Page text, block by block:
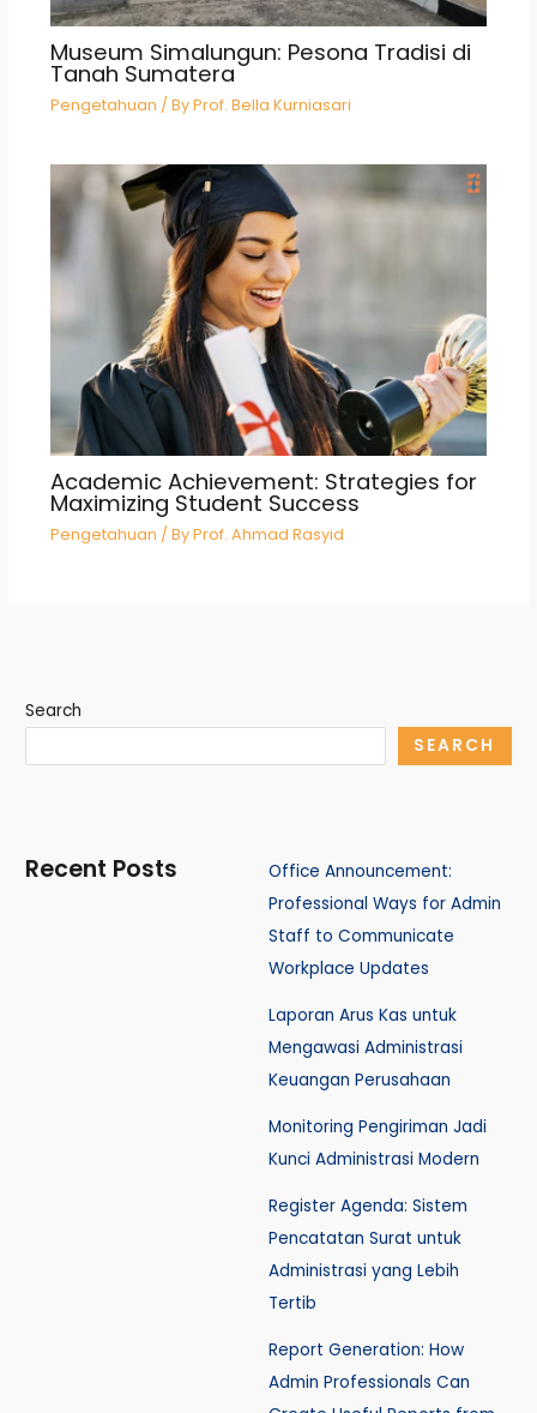
Museum Simalungun: Pesona Tradisi di
Tanah Sumatera
Pengetahuan / ByProf. Bella Kurniasari
Academic Achievement: Strategies for
Maximizing Student Success
Pengetahuan / ByProf. Ahmad Rasyid
Search
SEARCH
Recent Posts
Office Announcement:
Professional Ways for Admin
Staff to Communicate
Workplace Updates
Laporan Arus Kas untuk
Mengawasi Administrasi
Keuangan Perusahaan
Monitoring Pengiriman Jadi
Kunci Administrasi Modern
Register Agenda: Sistem
Pencatatan Surat untuk
Administrasi yang Lebih
Tertib
Report Generation: How
Admin Professionals Can